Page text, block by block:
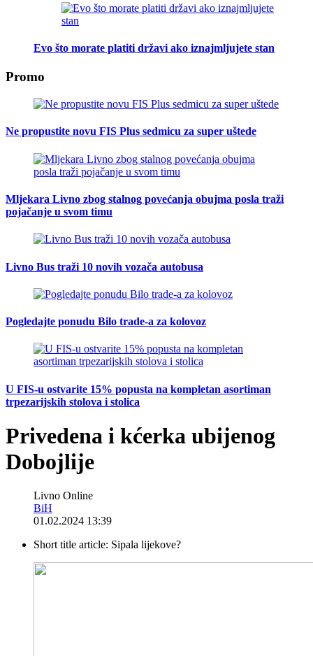
Evo što morate platiti državi ako iznajmljujete stan
Promo
Ne propustite novu FIS Plus sedmicu za super uštede
Mljekara Livno zbog stalnog povećanja obujma posla traži
pojačanje u svom timu
Livno Bus traži 10 novih vozača autobusa
Pogledajte ponudu Bilo trade-a za kolovoz
U FIS-u ostvarite 15% popusta na kompletan asortiman
trpezarijskih stolova i stolica
Privedena i kćerka ubijenog
Dobojlije
Livno Online
BiH
01.02.2024 13:39
Short title article: Sipala lijekove?